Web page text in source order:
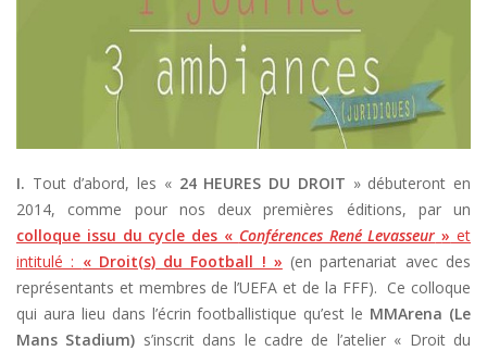
I. Tout d’abord, les « 24 HEURES DU DROIT » débuteront en
2014, comme pour nos deux premières éditions, par un
colloque issu du cycle des « Conférences René Levasseur » et
intitulé : « Droit(s) du Football ! » (en partenariat avec des
représentants et membres de l’UEFA et de la FFF). Ce colloque
qui aura lieu dans l’écrin footballistique qu’est le MMArena (Le
Mans Stadium) s’inscrit dans le cadre de l’atelier « Droit du